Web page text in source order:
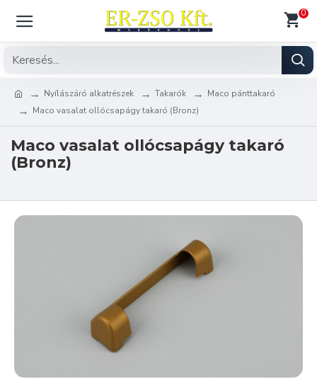
0
Nyílászáró alkatrészek Takarók
Maco pánttakaró
Maco vasalat ollócsapágy takaró (Bronz)
Maco vasalat ollócsapágy takaró
(Bronz)